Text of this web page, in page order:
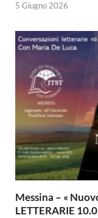
5 Giugno 2026
Messina – «
LETTERARIE